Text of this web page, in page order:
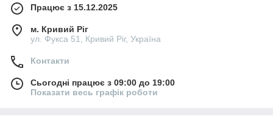
Працює з 15.12.2025
м. Кривий Ріг
ул. Фукса 51, Кривий Ріг, Україна
Контакти
Сьогодні працює з 09:00 до 19:00
Показати весь графік роботи